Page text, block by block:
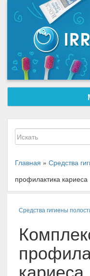
Главная » Средства
профилактика кариеса
Средства гигиены
кариеса